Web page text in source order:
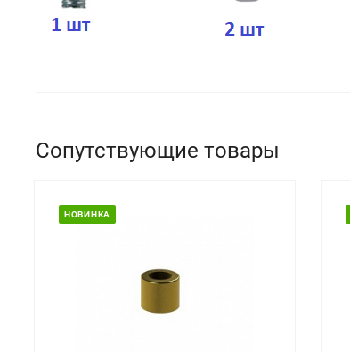
Сопутствующие товары
НОВИНКА